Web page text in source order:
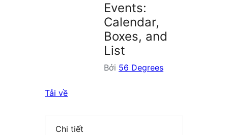
Events:
Calendar,
Boxes, and
List
Bởi 56 Degrees
Tải về
Chi tiết